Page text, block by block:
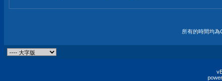
所有的時間均為